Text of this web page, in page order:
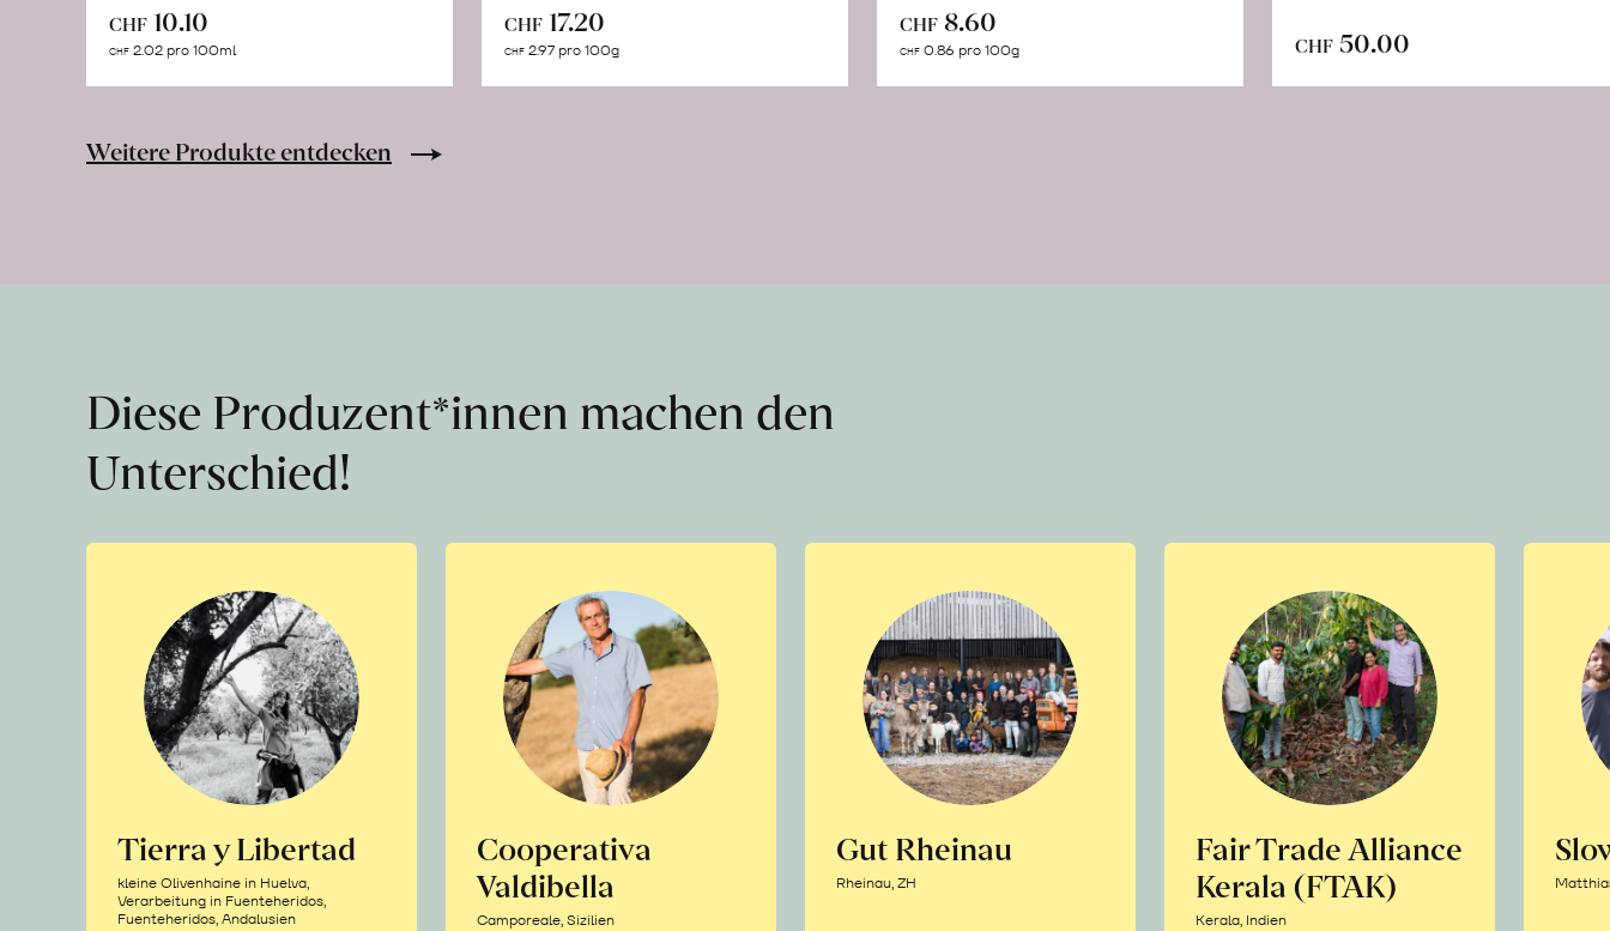
CHF 10.10
CHF 2.02 pro 100ml
CHF 17.20
CHF 2.97 pro 100g
CHF 8.60
CHF 0.86 pro 100g CHF 50.00
Warenkorb
Weitere Produkte entdecken
Diese Produzent*innen machen den
Unterschied!
Tierra y Libertad
kleine Olivenhaine in Huelva,
Verarbeitung in Fuenteheridos,
Fuenteheridos, Andalusien
Cooperativa
Valdibella
Camporeale, Sizilien
Gut Rheinau
Rheinau, ZH
Fair Trade Alliance
Kerala (FTAK)
Kerala, Indien